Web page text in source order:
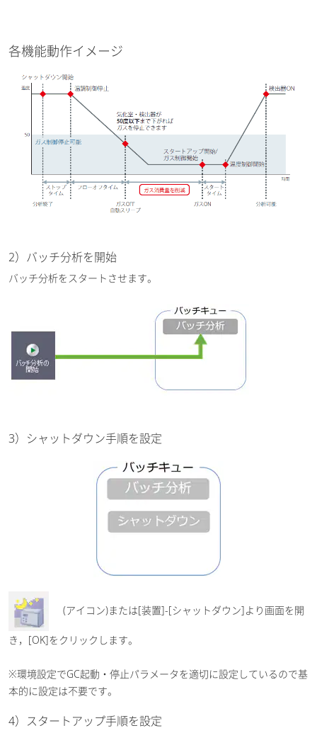
各機能動作イメージ
2）バッチ分析を開始
バッチ分析をスタートさせます。
3）シャットダウン手順を設定
(アイコン)または[装置]-[シャットダウン]より画面を開
き，[OK]をクリックします。
※環境設定でGC起動・停止パラメータを適切に設定しているので基
本的に設定は不要です。
4）スタートアップ手順を設定